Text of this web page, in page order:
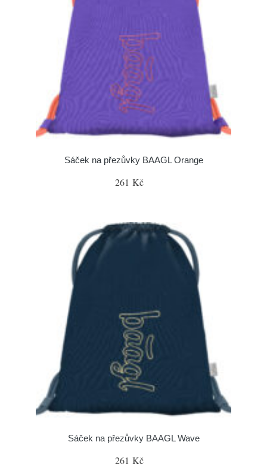
Sáček na přezůvky BAAGL Orange
261 Kč
Sáček na přezůvky BAAGL Wave
261 Kč